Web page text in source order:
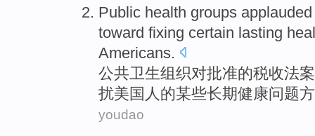
Public health groups
toward fixing certain lasting
Americans.
公共卫生组织对批准的税收法
扰美国人的某些长期健康问题
youdao